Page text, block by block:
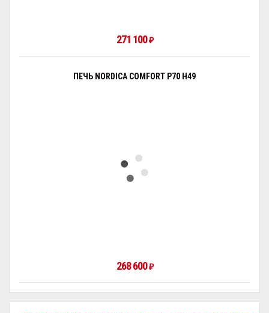
271 100₽
ПЕЧЬ NORDICA COMFORT P70 H49
268 600₽